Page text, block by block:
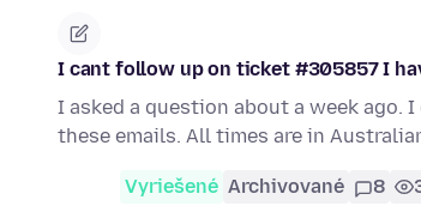
I cant follow up on ticket #305857 I
I asked a question about a week ago.
these emails. All times are in
Vyriešené Archivované 8